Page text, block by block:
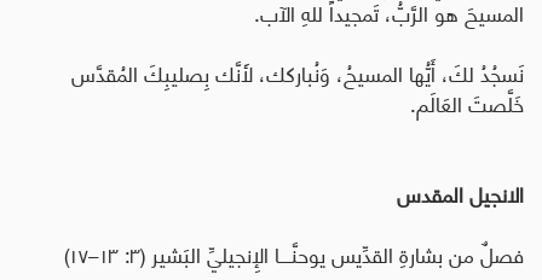
المسيحَ هو الرَّبُّ، تَمجيداً للهِ الآب.
نَسجُدُ لكَ، أَيُّها المسيحُ، وَنُباركك، لأَنَّك بِصليبِكَ المُقدَّس
خَلَّصتَ العَالَم.
الانجيل المقدس
فصلٌ من بشارةِ القدِّيس يوحنَّـــا الإِنجيليِّ البَشير (٣: ١٣–١٧)